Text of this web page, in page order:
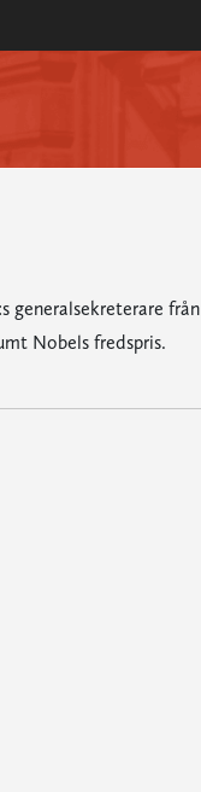
Nobels fredspris.